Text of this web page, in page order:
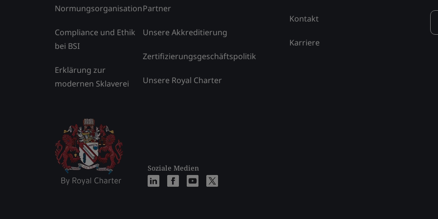
Normungsorganisation
Compliance und Ethik
bei BSI
Erklärung zur
modernen Sklaverei
Partner
Unsere Akkreditierung
Zertifizierungsgeschäftspolitik
Unsere Royal Charter
Soziale Medien
Kontakt
Karriere